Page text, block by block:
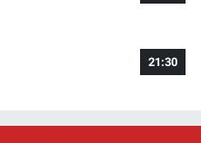
21:30